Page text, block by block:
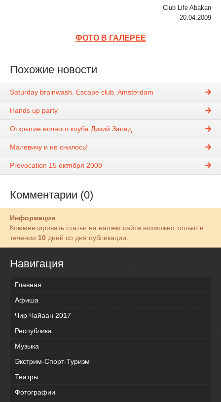
Club Life Abakan
20.04.2009
ФОТО В ГАЛЕРЕЕ
Похожие новости
Saturday brainwash. Escape club. Amsterdam
Hands up party
Открытие ночного клуба Дикий Запад
Малевичу и не снилось!
Provocation 15 октября 2008
Комментарии (0)
Информация
Комментировать статьи на нашем сайте возможно только в
течении 10 дней со дня публикации.
Навигация
Главная
Афиша
Чир Чайаан 2017
Республика
Музыка
Экстрим-Спорт-Туризм
Театры
Фотографии